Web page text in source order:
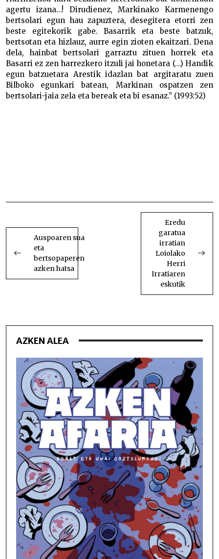
agertu izana…! Dirudienez, Markinako Karmenengo
bertsolari egun hau zapuztera, desegitera etorri zen
beste egitekorik gabe. Basarrik eta beste batzuk,
bertsotan eta hizlauz, aurre egin zioten ekaitzari. Dena
dela, hainbat bertsolari garraztu zituen horrek eta
Basarri ez zen harrezkero itzuli jai honetara (…) Handik
egun batzuetara Arestik idazlan bat argitaratu zuen
Bilboko egunkari batean, Markinan ospatzen zen
bertsolari-jaia zela eta bereak eta bi esanaz.” (1993:52)
BIDALKETETAN
ZEHAR
NABIGATU
Auspoaren sua
eta
bertsopaperen
azken hatsa
Eredu
garatua
irratian
Loiolako
Herri
Irratiaren
eskutik
AZKEN ALEA